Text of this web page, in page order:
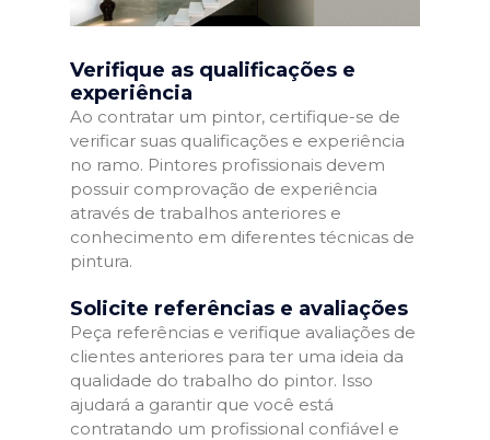
Verifique as qualificações e
experiência
Ao contratar um pintor, certifique-se de
verificar suas qualificações e experiência
no ramo. Pintores profissionais devem
possuir comprovação de experiência
através de trabalhos anteriores e
conhecimento em diferentes técnicas de
pintura.
Solicite referências e avaliações
Peça referências e verifique avaliações de
clientes anteriores para ter uma ideia da
qualidade do trabalho do pintor. Isso
ajudará a garantir que você está
contratando um profissional confiável e